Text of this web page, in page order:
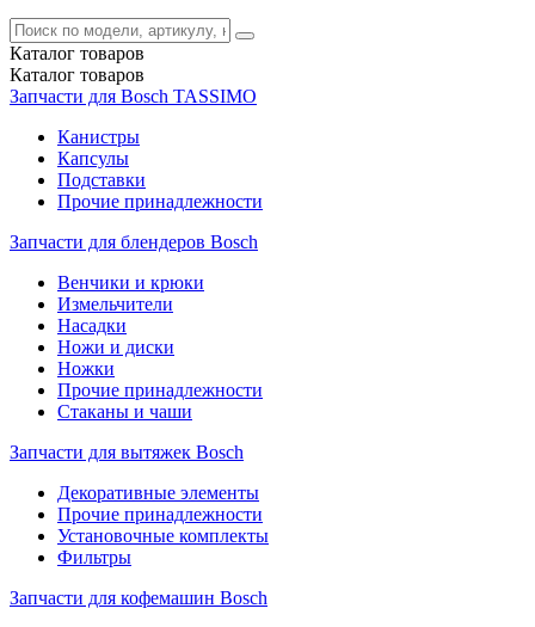
Каталог товаров
Каталог товаров
Запчасти для Bosch TASSIMO
Канистры
Капсулы
Подставки
Прочие принадлежности
Запчасти для блендеров Bosch
Венчики и крюки
Измельчители
Насадки
Ножи и диски
Ножки
Прочие принадлежности
Стаканы и чаши
Запчасти для вытяжек Bosch
Декоративные элементы
Прочие принадлежности
Установочные комплекты
Фильтры
Запчасти для кофемашин Bosch